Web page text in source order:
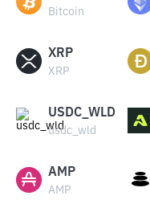
Bitcoin
XRP
XRP
USDC_WLD
usdc_wld
AMP
AMP